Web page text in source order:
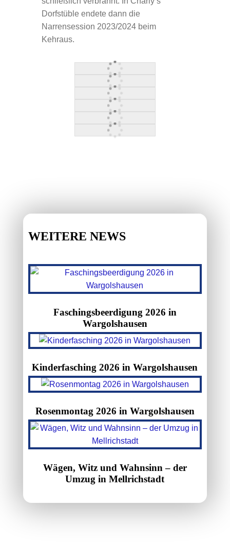
Dorfstüble endete dann die
Narrensession 2023/2024 beim
Kehraus.
WEITERE NEWS
Faschingsbeerdigung 2026 in
Wargolshausen
Kinderfasching 2026 in Wargolshausen
Rosenmontag 2026 in Wargolshausen
Wägen, Witz und Wahnsinn – der
Umzug in Mellrichstadt